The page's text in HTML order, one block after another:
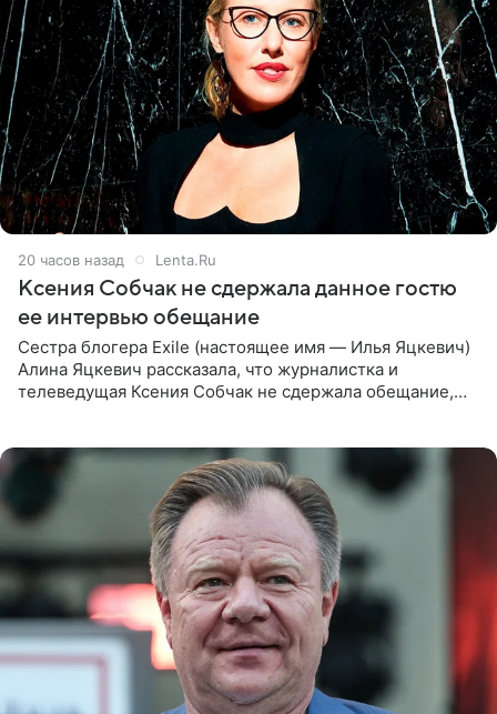
20 часов назад Lenta.Ru
Ксения Собчак не сдержала данное гостю
ее интервью обещание
Сестра блогера Exile (настоящее имя — Илья Яцкевич)
Алина Яцкевич рассказала, что журналистка и
телеведущая Ксения Собчак не сдержала обещание,